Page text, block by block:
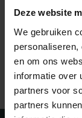
Deze website
We gebruiken
en om ons
informatie over
partners voor
partners
Geen